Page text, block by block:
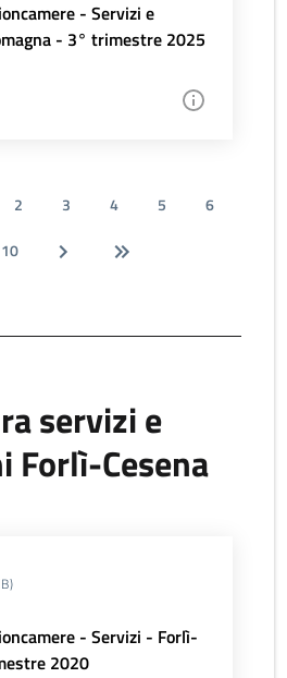
- Servizi e
- 3° trimestre 2025
2 3 4 5
6
10
servizi e
Forlì-Cesena
- Servizi - Forlì-
2020